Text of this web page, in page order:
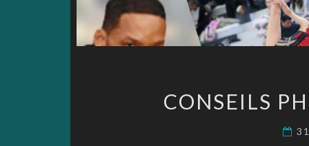
CONSEILS